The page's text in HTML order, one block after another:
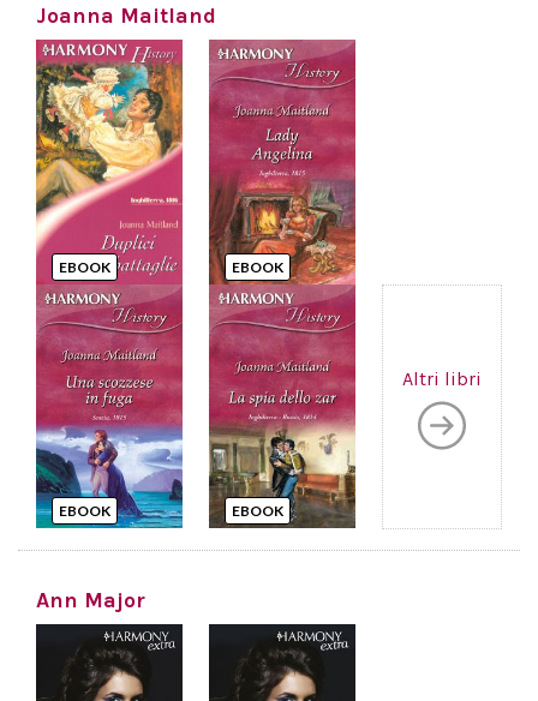
Joanna Maitland
EBOOK EBOOK
EBOOK EBOOK
Altri libri
Ann Major